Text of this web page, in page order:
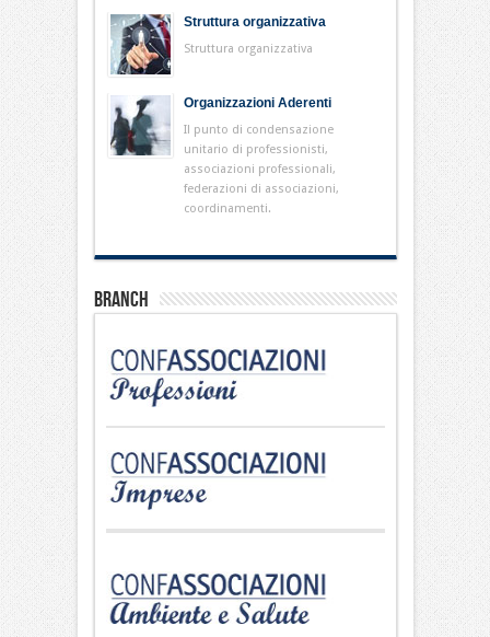
Struttura organizzativa
Struttura organizzativa
Organizzazioni Aderenti
Il punto di condensazione
unitario di professionisti,
associazioni professionali,
federazioni di associazioni,
coordinamenti.
Branch